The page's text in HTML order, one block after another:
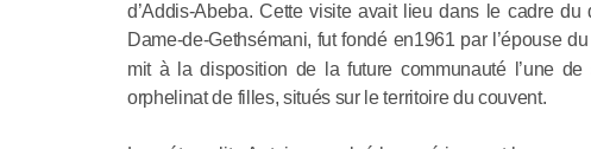
d’Addis-Abeba. Cette visite avait lieu dans le cadre
Dame-de-Gethsémani, fut fondé en1961 par l’épouse
mit à la disposition de la future communauté l’une
orphelinat de filles, situés sur le territoire du couvent.